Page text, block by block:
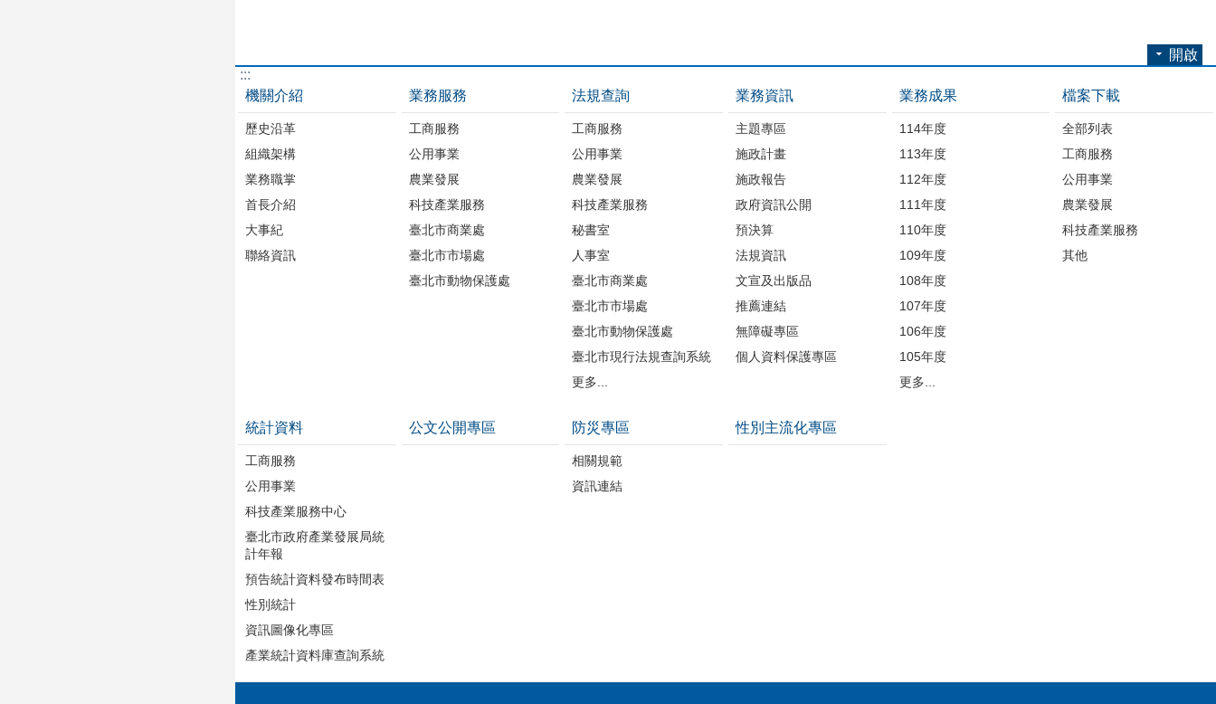
開啟
:::
機關介紹
歷史沿革
組織架構
業務職掌
首長介紹
大事紀
聯絡資訊
業務服務
工商服務
公用事業
農業發展
科技產業服務
臺北市商業處
臺北市市場處
臺北市動物保護處
法規查詢
工商服務
公用事業
農業發展
科技產業服務
秘書室
人事室
臺北市商業處
臺北市市場處
臺北市動物保護處
臺北市現行法規查詢系統
更多...
業務資訊
主題專區
施政計畫
施政報告
政府資訊公開
預決算
法規資訊
文宣及出版品
推薦連結
無障礙專區
個人資料保護專區
業務成果
114年度
113年度
112年度
111年度
110年度
109年度
108年度
107年度
106年度
105年度
更多...
檔案下載
全部列表
工商服務
公用事業
農業發展
科技產業服務
其他
統計資料
工商服務
公用事業
科技產業服務中心
臺北市政府產業發展局統
計年報
預告統計資料發布時間表
性別統計
資訊圖像化專區
產業統計資料庫查詢系統
公文公開專區 防災專區
相關規範
資訊連結
性別主流化專區